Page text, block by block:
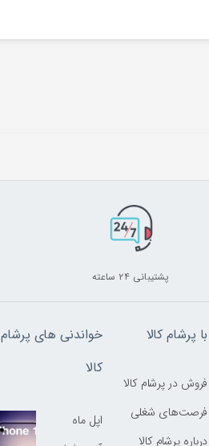
پشتیبانی ۲۴ ساعته
با پرشام کالا
فروش در پرشام کالا
فرصت‌های شغلی
درباره پرشام کالا
خواندنی های پرشام
کالا
اپل ماه